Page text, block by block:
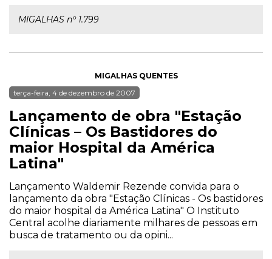
MIGALHAS nº 1.799
MIGALHAS QUENTES
terça-feira, 4 de dezembro de 2007
Lançamento de obra "Estação
Clínicas – Os Bastidores do
maior Hospital da América
Latina"
Lançamento Waldemir Rezende convida para o
lançamento da obra "Estação Clínicas - Os bastidores
do maior hospital da América Latina" O Instituto
Central acolhe diariamente milhares de pessoas em
busca de tratamento ou da opini...